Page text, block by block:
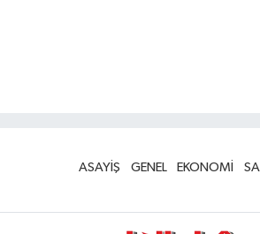
ASAYİŞ GENEL EKONOMİ